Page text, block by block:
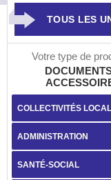
TOUS LES
Votre type de
COLLECTIVITÉS
ADMINISTRATION
SANTÉ-SOCIAL